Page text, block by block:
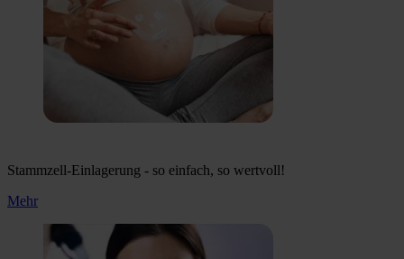
Stammzell-Einlagerung - so einfach, so wertvoll!
Mehr